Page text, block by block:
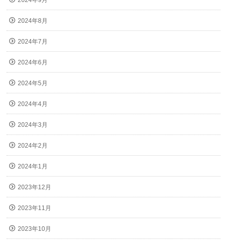
2024年8月
2024年7月
2024年6月
2024年5月
2024年4月
2024年3月
2024年2月
2024年1月
2023年12月
2023年11月
2023年10月